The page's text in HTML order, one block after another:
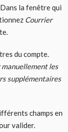
la fenêtre qui
Courrier
du compte.
les
supplémentaires
champs en
valider.